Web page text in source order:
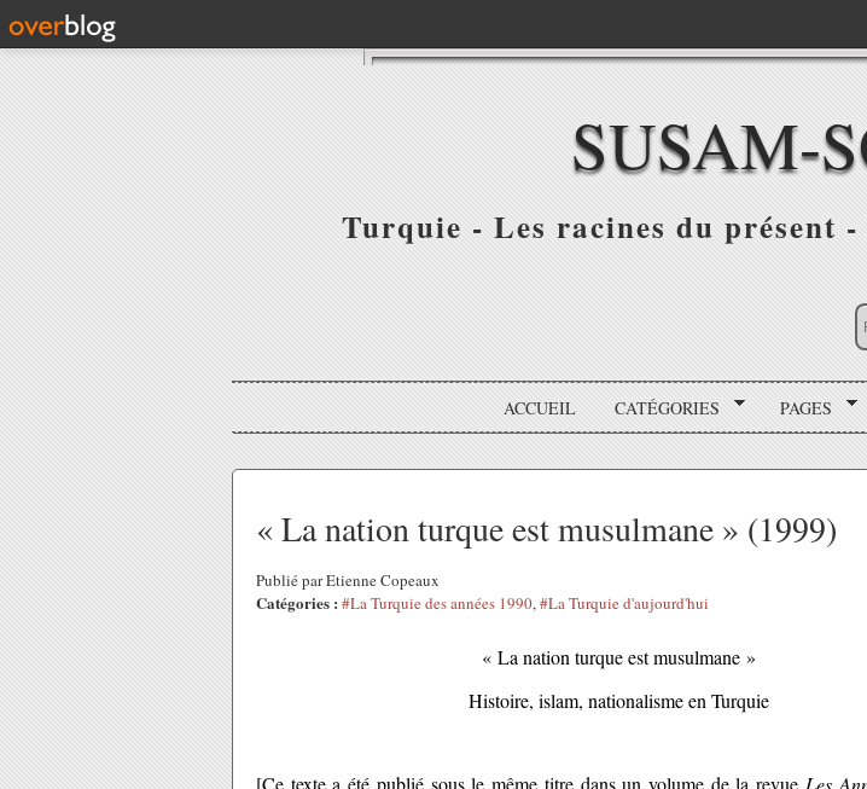
SUSAM-
Turquie - Les racines du présent
ACCUEIL CATÉGORIES PAGES
« La nation turque est musulmane » (1999)
Publié par Etienne Copeaux
Catégories : #La Turquie des années 1990,#La Turquie d'aujourd'hui
« La nation turque est musulmane »
Histoire, islam, nationalisme en Turquie
[Ce texte a été publié sous le même titre dans un volume de la revue Les A